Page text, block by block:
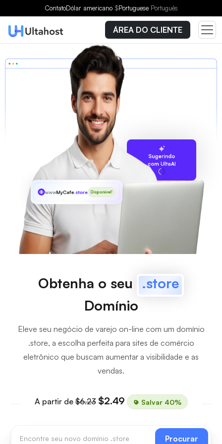
ContatoDólar americano $Portuguese Português
ÁREA DO CLIENTE
Sugerindo
com UltaAI
wwwMyCafe.store Disponível!
Obtenha o seu
.store
Domínio
Eleve seu negócio de varejo on-line com um domínio
.store, a escolha perfeita para sites de comércio
eletrônico que buscam aumentar a visibilidade e as
vendas.
A partir de$6.23 $2.49 Salvar 40%
Procurar